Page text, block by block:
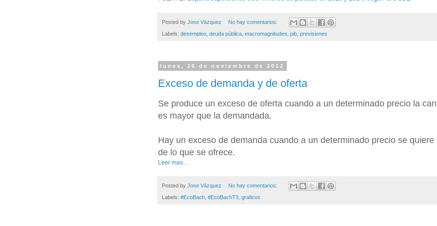
Posted by Jose Vázquez No hay comentarios:
Labels: desempleo deuda pública macromagnitudes pib previsiones
lunes, 26 de noviembre de 2012
Exceso de demanda y de oferta
Se produce un exceso de oferta cuando a un determinado precio la
es mayor que la demandada.
Hay un exceso de demanda cuando a un determinado precio se quiere
de lo que se ofrece.
Leer mas...
Posted by Jose Vázquez No hay comentarios:
Labels: #EcoBach #EcoBachT3 graficos